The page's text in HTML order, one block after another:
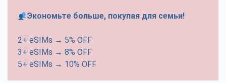
Экономьте больше, покупая для семьи!
2+ eSIMs → 5% OFF
3+ eSIMs → 8% OFF
5+ eSIMs → 10% OFF